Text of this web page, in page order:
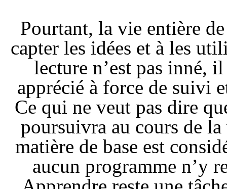
Pourtant, la vie entière
capter les idées et à les
lecture n’est pas inné,
apprécié à force de suivi
Ce qui ne veut pas dire
poursuivra au cours de
matière de base est
aucun programme n’y